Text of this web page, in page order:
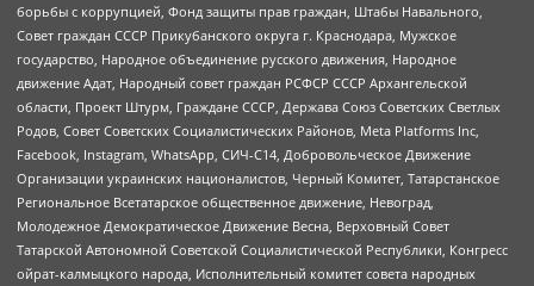
борьбы с коррупцией, Фонд защиты прав граждан, Штабы Навального,
Совет граждан СССР Прикубанского округа г. Краснодара, Мужское
государство, Народное объединение русского движения, Народное
движение Адат, Народный совет граждан РСФСР СССР Архангельской
области, Проект Штурм, Граждане СССР, Держава Союз Советских Светлых
Родов, Совет Советских Социалистических Районов, Meta Platforms Inc,
Facebook, Instagram, WhatsApp, СИЧ-С14, Добровольческое Движение
Организации украинских националистов, Черный Комитет, Татарстанское
Региональное Всетатарское общественное движение, Невоград,
Молодежное Демократическое Движение Весна, Верховный Совет
Татарской Автономной Советской Социалистической Республики, Конгресс
ойрат-калмыцкого народа, Исполнительный комитет совета народных